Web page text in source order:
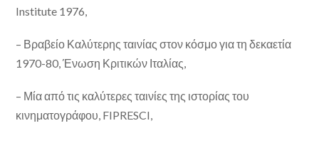
Institute 1976,
– Βραβείο Καλύτερης ταινίας στον κόσμο για τη δεκαετία
1970-80, Ένωση Κριτικών Ιταλίας,
– Μία από τις καλύτερες ταινίες της ιστορίας του
κινηματογράφου, FIPRESCI,